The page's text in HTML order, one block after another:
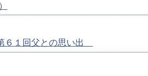
６１回父との思い出